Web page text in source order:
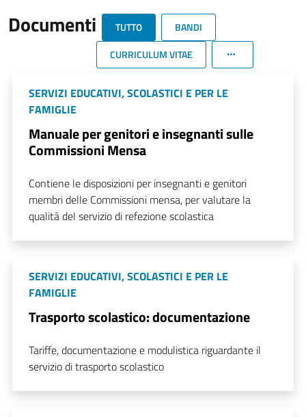
Documenti TUTTO
BANDI
CURRICULUM VITAE
SERVIZI EDUCATIVI, SCOLASTICI E PER LE
FAMIGLIE
Manuale per genitori e insegnanti sulle
Commissioni Mensa
Contiene le disposizioni per insegnanti e genitori
membri delle Commissioni mensa, per valutare la
qualità del servizio di refezione scolastica
SERVIZI EDUCATIVI, SCOLASTICI E PER LE
FAMIGLIE
Trasporto scolastico: documentazione
Tariffe, documentazione e modulistica riguardante il
servizio di trasporto scolastico